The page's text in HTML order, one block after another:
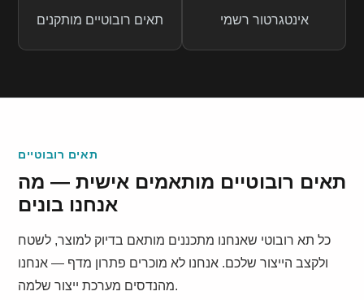
תאים רובוטיים מותקנים אינטגרטור רשמי
תאים רובוטיים
תאים רובוטיים מותאמים אישית — מה
אנחנו בונים
כל תא רובוטי שאנחנו מתכננים מותאם בדיוק למוצר, לשטח
ולקצב הייצור שלכם. אנחנו לא מוכרים פתרון מדף — אנחנו
מהנדסים מערכת ייצור שלמה.